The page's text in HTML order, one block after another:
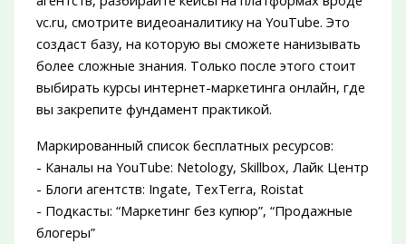
vc.ru, смотрите видеоаналитику на YouTube. Это
создаст базу, на которую вы сможете нанизывать
более сложные знания. Только после этого стоит
выбирать курсы интернет-маркетинга онлайн, где
вы закрепите фундамент практикой.
Маркированный список бесплатных ресурсов:
- Каналы на YouTube: Netology, Skillbox, Лайк Центр
- Блоги агентств: Ingate, TexTerra, Roistat
- Подкасты: “Маркетинг без купюр”, “Продажные
блогеры”